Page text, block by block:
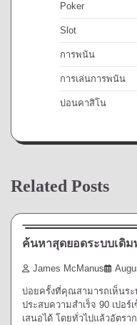
Poker
Slot
การพนัน
การเล่นการพนัน
บ่อนคาสิโน
Related Posts
การพนัน
ค้นหาสุดยอดระบบเดิ
James McManus
บ่อยครั้งที่คุณสามารถเห็นร
ประสบความสำเร็จ 90 เปอ
เสนอได้ โดยทั่วไปแล้วอัตร